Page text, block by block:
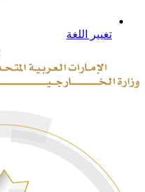
تغيير اللغة